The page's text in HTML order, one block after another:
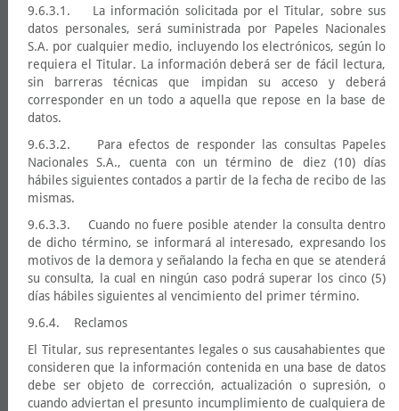
9.6.3.1. La información solicitada por el Titular, sobre sus
datos personales, será suministrada por Papeles Nacionales
S.A. por cualquier medio, incluyendo los electrónicos, según lo
requiera el Titular. La información deberá ser de fácil lectura,
sin barreras técnicas que impidan su acceso y deberá
corresponder en un todo a aquella que repose en la base de
datos.
9.6.3.2. Para efectos de responder las consultas Papeles
Nacionales S.A., cuenta con un término de diez (10) días
hábiles siguientes contados a partir de la fecha de recibo de las
mismas.
9.6.3.3. Cuando no fuere posible atender la consulta dentro
de dicho término, se informará al interesado, expresando los
motivos de la demora y señalando la fecha en que se atenderá
su consulta, la cual en ningún caso podrá superar los cinco (5)
días hábiles siguientes al vencimiento del primer término.
9.6.4. Reclamos
El Titular, sus representantes legales o sus causahabientes que
consideren que la información contenida en una base de datos
debe ser objeto de corrección, actualización o supresión, o
cuando adviertan el presunto incumplimiento de cualquiera de